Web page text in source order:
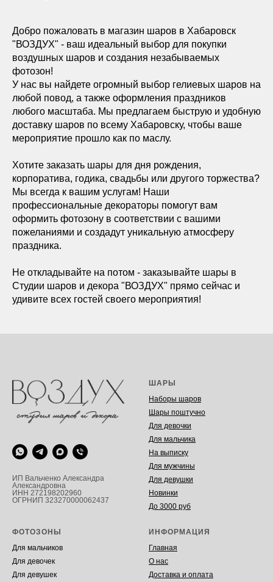
Добро пожаловать в магазин шаров в Хабаровск
"ВОЗДУХ" - ваш идеальный выбор для покупки
воздушных шаров и создания незабываемых
фотозон!
У нас вы найдете огромный выбор гелиевых шаров на
любой повод, а также оформления праздников
любого масштаба. Мы предлагаем быструю и удобную
доставку шаров по всему Хабаровску, чтобы ваше
мероприятие прошло как по маслу.
Хотите заказать шары для дня рождения,
корпоратива, годика, свадьбы или другого торжества?
Мы всегда к вашим услугам! Наши
профессиональные декораторы помогут вам
оформить фотозону в соответствии с вашими
пожеланиями и создадут уникальную атмосферу
праздника.
Не откладывайте на потом - заказывайте шары в
Студии шаров и декора "ВОЗДУХ" прямо сейчас и
удивите всех гостей своего мероприятия!
ИП Вальченко Александра
Александровна
ИНН 272198202960
ОГРНИП 323270000062437
ШАРЫ
Наборы шаров
Шары поштучно
Для девочки
Для мальчика
На выписку
Для мужчины
Для девушки
Новинки
До 3000 руб
ФОТОЗОНЫ
Для мальчиков
Для девочек
Для девушек
ИНФОРМАЦИЯ
Главная
О нас
Доставка и оплата